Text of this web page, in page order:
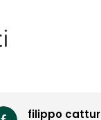
filippo